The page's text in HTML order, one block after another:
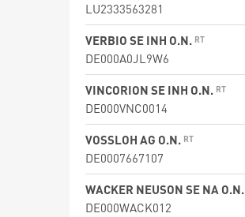
LU2333563281
VERBIO SE INH O.N.
DE000A0JL9W6
VINCORION SE INH O.N.
DE000VNC0014
VOSSLOH AG O.N.
DE0007667107
WACKER NEUSON SE NA O.N.
DE000WACK012